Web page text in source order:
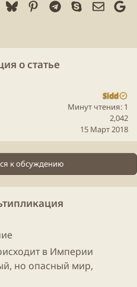
Mastodon
BlueskyPinterest
Telegram
Skype
о статье
Sidd
Минут чтения: 1
2,042
15 Март 2018
к обсуждению
в Империи
но опасный мир,